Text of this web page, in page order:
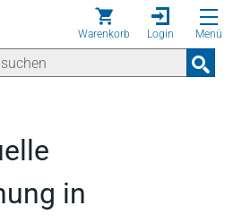
Warenkorb Login Menü
in